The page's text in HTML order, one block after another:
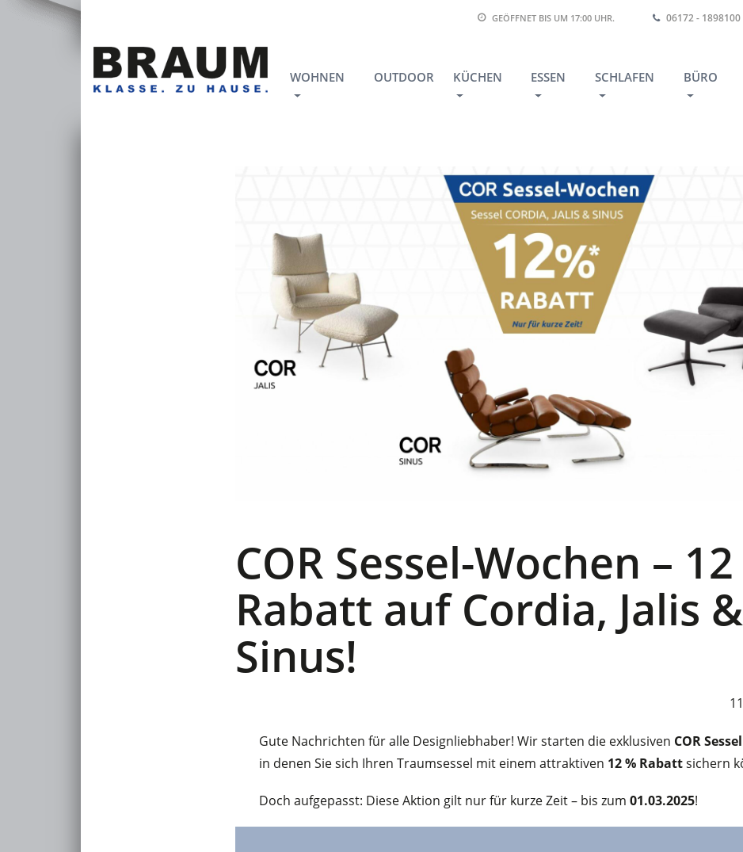
GEÖFFNET BIS UM 17:00 UHR. 06172 - 1898100
WOHNEN OUTDOOR KÜCHEN ESSEN SCHLAFEN BÜRO
COR Sessel-Wochen –
Rabatt auf Cordia, Jalis &
Sinus!
Gute Nachrichten für alle Designliebhaber! Wir starten die exklusiven COR
in denen Sie sich Ihren Traumsessel mit einem attraktiven 12 % Rabattsichern
Doch aufgepasst: Diese Aktion gilt nur für kurze Zeit – bis zum 01.03.2025!